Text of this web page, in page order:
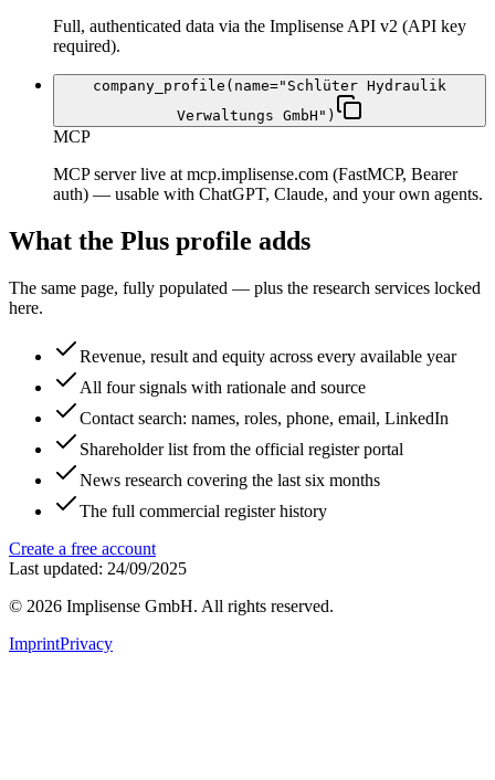
Full, authenticated data via the Implisense API v2 (API key
required).
company_profile(name="Schlüter Hydraulik
Verwaltungs GmbH")
MCP
MCP server live at mcp.implisense.com (FastMCP, Bearer
auth) — usable with ChatGPT, Claude, and your own agents.
What the Plus profile adds
The same page, fully populated — plus the research services locked
here.
Revenue, result and equity across every available year
All four signals with rationale and source
Contact search: names, roles, phone, email, LinkedIn
Shareholder list from the official register portal
News research covering the last six months
The full commercial register history
Create a free account
Last updated: 24/09/2025
© 2026 Implisense GmbH. All rights reserved.
ImprintPrivacy